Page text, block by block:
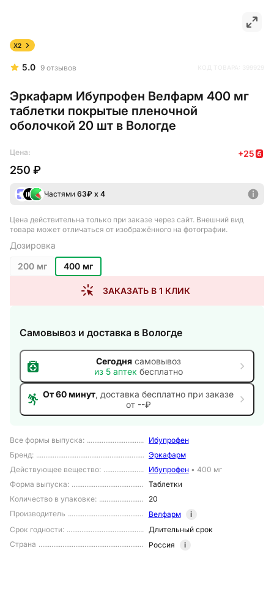
5.0 9 отзывов
Эркафарм Ибупрофен Велфарм 400 мг
таблетки покрытые пленочной
оболочкой 20 шт в Вологде
X2
Все формы выпуска:
Ибупрофен
Бренд:
Эркафарм
Действующее вещество: Ибупрофен• 400 мг
Форма выпуска:
Таблетки
Количество в упаковке:
20
Производитель
Велфарм
i
Срок годности:
Длительный срок
Страна
Россия i
Цена: +25
250 ₽
Частями 63₽ х 4
Цена действительна только при заказе через сайт. Внешний вид
товара может отличаться от изображённого на фотографии.
Дозировка
200 мг
400 мг
ЗАКАЗАТЬ В 1 КЛИК
Самовывоз и доставка в Вологде
Сегоднясамовывоз
из 5 аптек бесплатно
От 60 минут, доставка бесплатно при заказе
от --₽